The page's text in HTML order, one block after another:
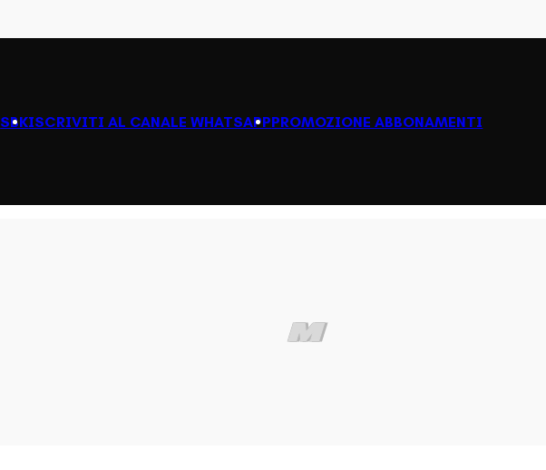
SBKISCRIVITI AL CANALE WHATSAPPPROMOZIONE ABBONAMENTI